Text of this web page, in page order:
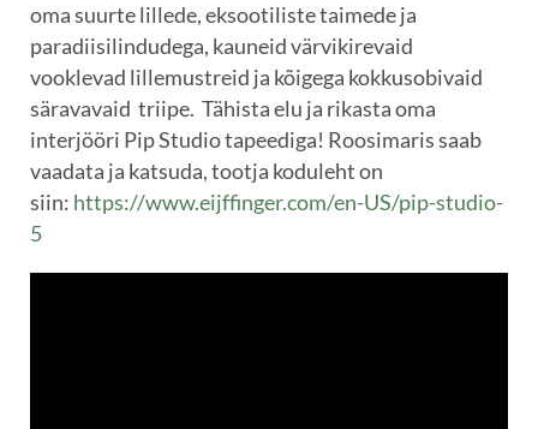
oma suurte lillede, eksootiliste taimede ja
paradiisilindudega, kauneid värvikirevaid
vooklevad lillemustreid ja kõigega kokkusobivaid
säravavaid triipe. Tähista elu ja rikasta oma
interjööri Pip Studio tapeediga! Roosimaris saab
vaadata ja katsuda, tootja koduleht on
siin: https://www.eijffinger.com/en-US/pip-studio-
5